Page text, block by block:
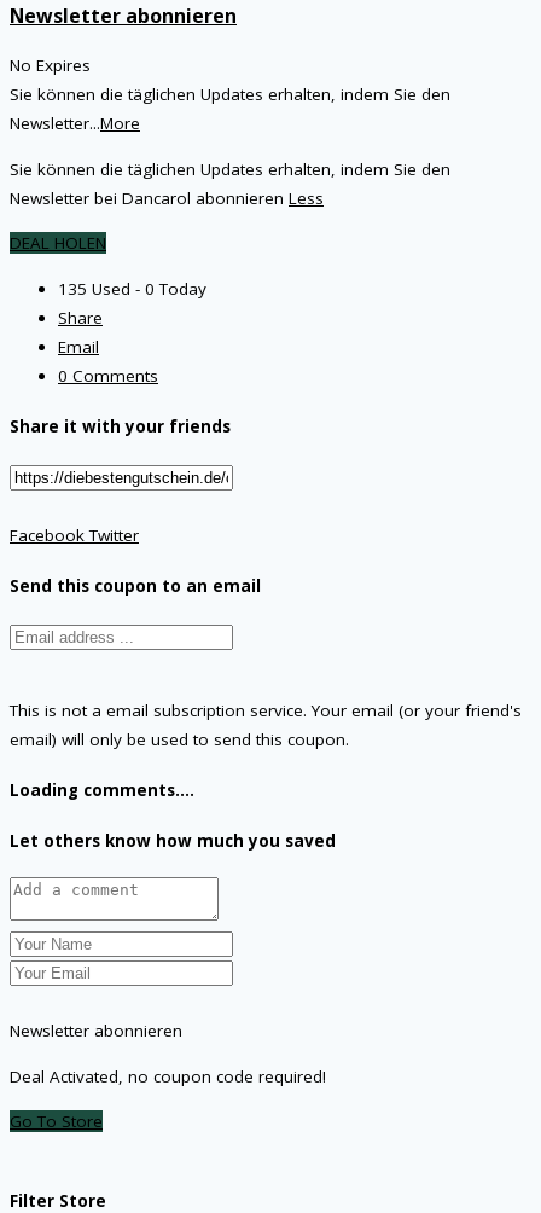
Newsletter abonnieren
No Expires
Sie können die täglichen Updates erhalten, indem Sie den
Newsletter...More
Sie können die täglichen Updates erhalten, indem Sie den
Newsletter bei Dancarol abonnieren Less
DEAL HOLEN
135 Used - 0 Today
Share
Email
0 Comments
Share it with your friends
FacebookTwitter
Send this coupon to an email
This is not a email subscription service. Your email (or your friend's
email) will only be used to send this coupon.
Loading comments....
Let others know how much you saved
Newsletter abonnieren
Deal Activated, no coupon code required!
Go To Store
Filter Store